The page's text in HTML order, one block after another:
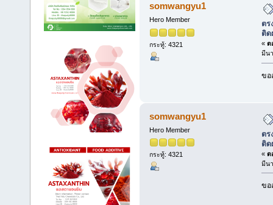
somwangyu1
Hero Member
กระทู้: 4321
ตร
ติด
« ต
มีน
ขอ
somwangyu1
Hero Member
กระทู้: 4321
ตร
ติด
« ต
มีน
ขอ